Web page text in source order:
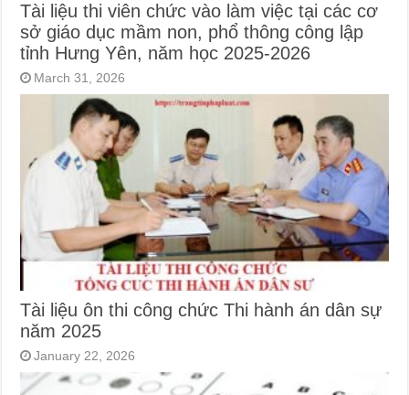
Tài liệu thi viên chức vào làm việc tại các cơ
sở giáo dục mầm non, phổ thông công lập
tỉnh Hưng Yên, năm học 2025-2026
March 31, 2026
Tài liệu ôn thi công chức Thi hành án dân sự
năm 2025
January 22, 2026